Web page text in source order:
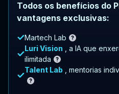
Todos os benefícios do
vantagens exclusivas:
Martech Lab
Luri Vision , a IA que
ilimitada
Talent Lab , mentorias